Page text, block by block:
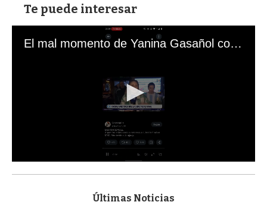
Te puede interesar
El mal momento de Yanina Gasañol con un hincha argentino en "Subrayado"
s
Últimas Noticias